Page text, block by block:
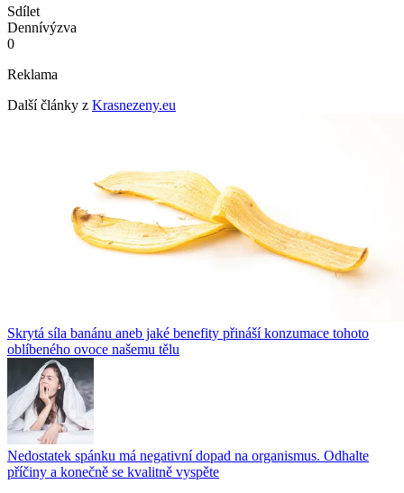
Sdílet
Dennívýzva
0
Reklama
Další články z Krasnezeny.eu
Skrytá síla banánu aneb jaké benefity přináší konzumace tohoto
oblíbeného ovoce našemu tělu
Nedostatek spánku má negativní dopad na organismus. Odhalte
příčiny a konečně se kvalitně vyspěte